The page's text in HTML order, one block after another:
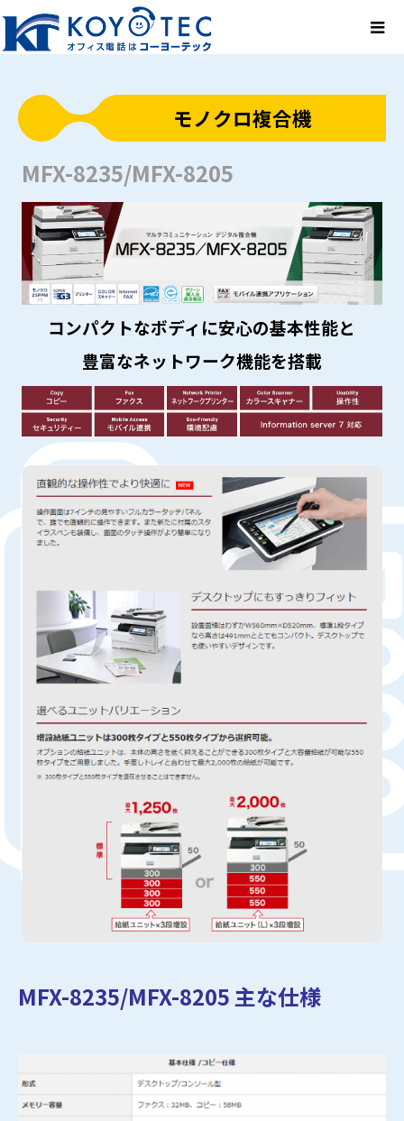
モノクロ複合機
MFX-8235/MFX-8205
コンパクトなボディに安心の基本性能と
豊富なネットワーク機能を搭載
MFX-8235/MFX-8205 主な仕様